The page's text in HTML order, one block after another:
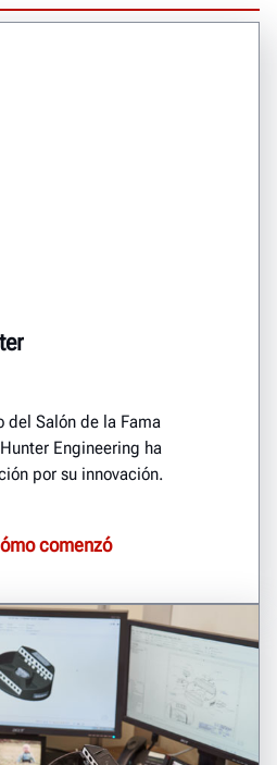
del Salón de la Fama
Engineering ha
por su innovación.
comenzó